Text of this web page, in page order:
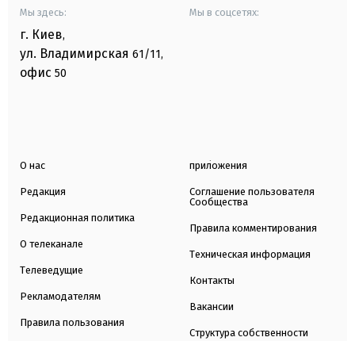
Мы здесь:
г. Киев,
ул. Владимирская 61/11,
офис 50
Мы в соцсетях:
О нас
Редакция
Редакционная политика
О телеканале
Телеведущие
Рекламодателям
Правила пользования
приложения
Соглашение пользователя
Сообщества
Правила комментирования
Техническая информация
Контакты
Вакансии
Структура собственности